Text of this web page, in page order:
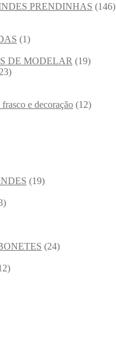
PRENDINHAS (146)
(1)
DE MODELAR (19)
e decoração (12)
(19)
(24)